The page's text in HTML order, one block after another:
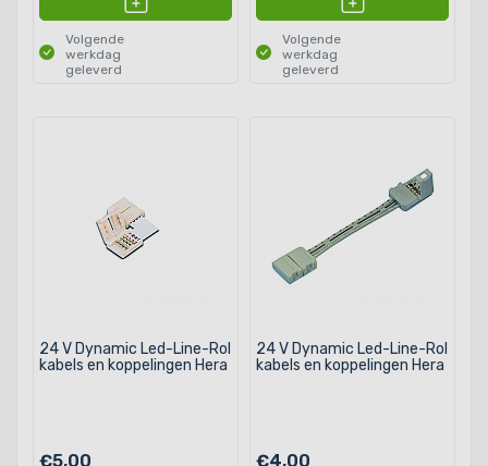
Volgende
werkdag
geleverd
Volgende
werkdag
geleverd
24 V Dynamic Led-Line-Rol
kabels en koppelingen Hera
€5,00
24 V Dynamic Led-Line-Rol
kabels en koppelingen Hera
€4,00